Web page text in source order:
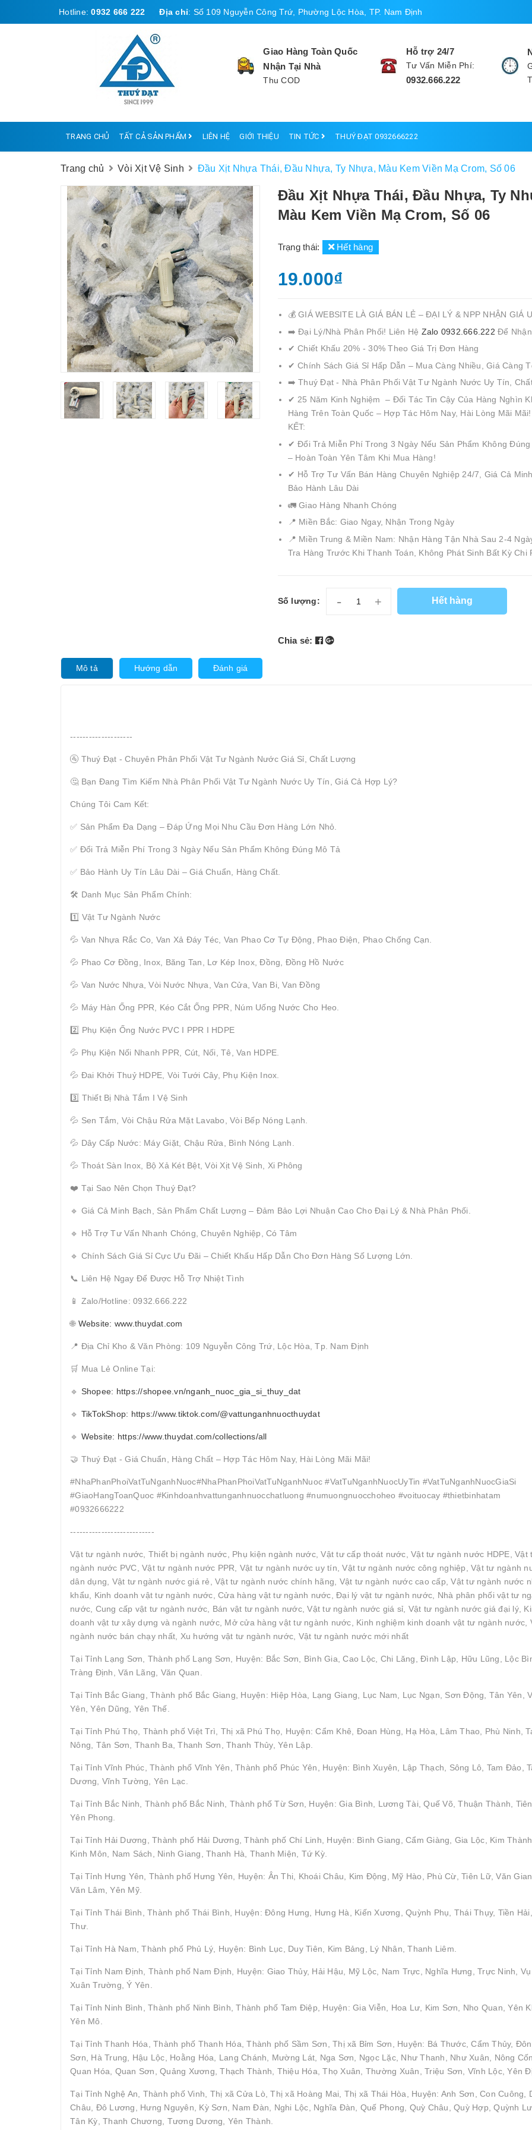
Hotline:0932 666 222 Địa chỉ: Số 109 Nguyễn Công Trứ, Phường Lộc Hòa, TP. Nam Định
Giao Hàng Toàn Quốc
Nhận Tại Nhà
Thu COD
Hỗ trợ 24/7
Tư Vấn Miễn Phí:
0932.666.222
TRANG CHỦ TẤT CẢ SẢN PHẨM LIÊN HỆ GIỚI THIỆU TIN TỨC THUÝ ĐẠT 0932666222
Trang chủ Vòi Xịt Vệ Sinh Đầu Xịt Nhựa Thái, Đầu Nhựa, Ty Nhựa, Màu Kem Viền Mạ Crom, Số 06
Đầu Xịt Nhựa Thái, Đầu Nhựa, Ty
Màu Kem Viền Mạ Crom, Số 06
Trạng thái: Hết hàng
19.000₫
💰 GIÁ WEBSITE LÀ GIÁ BÁN LẺ – ĐẠI LÝ & NPP NHẬN GIÁ
➡️ Đại Lý/Nhà Phân Phối! Liên Hệ Zalo 0932.666.222Để
✔ Chiết Khấu 20% - 30% Theo Giá Trị Đơn Hàng
✔ Chính Sách Giá Sỉ Hấp Dẫn – Mua Càng Nhiều, Giá Càng
➡️ Thuý Đạt - Nhà Phân Phối Vật Tư Ngành Nước Uy Tín,
✔ 25 Năm Kinh Nghiệm – Đối Tác Tin Cậy Của Hàng Nghìn
Hàng Trên Toàn Quốc – Hợp Tác Hôm Nay, Hài Lòng Mãi Mãi!
KẾT:
✔ Đổi Trả Miễn Phí Trong 3 Ngày Nếu Sản Phẩm Không Đúng
– Hoàn Toàn Yên Tâm Khi Mua Hàng!
✔ Hỗ Trợ Tư Vấn Bán Hàng Chuyên Nghiệp 24/7, Giá Cả Minh
Bảo Hành Lâu Dài
🚛 Giao Hàng Nhanh Chóng
📍 Miền Bắc: Giao Ngay, Nhận Trong Ngày
📍 Miền Trung & Miền Nam: Nhận Hàng Tận Nhà Sau 2-4
Tra Hàng Trước Khi Thanh Toán, Không Phát Sinh Bất Kỳ Chi
Số lượng: - + Hết hàng
Chia sẻ:
Mô tả Hướng dẫn Đánh giá
--------------------
🚰 Thuý Đạt - Chuyên Phân Phối Vật Tư Ngành Nước Giá Sỉ, Chất Lượng
🤔 Bạn Đang Tìm Kiếm Nhà Phân Phối Vật Tư Ngành Nước Uy Tín, Giá Cả Hợp Lý?
Chúng Tôi Cam Kết:
✅ Sản Phẩm Đa Dạng – Đáp Ứng Mọi Nhu Cầu Đơn Hàng Lớn Nhỏ.
✅ Đổi Trả Miễn Phí Trong 3 Ngày Nếu Sản Phẩm Không Đúng Mô Tả
✅ Bảo Hành Uy Tín Lâu Dài – Giá Chuẩn, Hàng Chất.
🛠 Danh Mục Sản Phẩm Chính:
1️⃣ Vật Tư Ngành Nước
💦 Van Nhựa Rắc Co, Van Xả Đáy Téc, Van Phao Cơ Tự Động, Phao Điện, Phao Chống Cạn.
💦 Phao Cơ Đồng, Inox, Băng Tan, Lơ Kép Inox, Đồng, Đồng Hồ Nước
💦 Van Nước Nhựa, Vòi Nước Nhựa, Van Cửa, Van Bi, Van Đồng
💦 Máy Hàn Ống PPR, Kéo Cắt Ống PPR, Núm Uống Nước Cho Heo.
2️⃣ Phụ Kiện Ống Nước PVC I PPR I HDPE
💦 Phụ Kiện Nối Nhanh PPR, Cút, Nối, Tê, Van HDPE.
💦 Đai Khởi Thuỷ HDPE, Vòi Tưới Cây, Phụ Kiện Inox.
3️⃣ Thiết Bị Nhà Tắm I Vệ Sinh
💦 Sen Tắm, Vòi Chậu Rửa Mặt Lavabo, Vòi Bếp Nóng Lạnh.
💦 Dây Cấp Nước: Máy Giặt, Chậu Rửa, Bình Nóng Lạnh.
💦 Thoát Sàn Inox, Bộ Xả Két Bệt, Vòi Xịt Vệ Sinh, Xi Phông
❤️ Tại Sao Nên Chọn Thuý Đạt?
🔹 Giá Cả Minh Bạch, Sản Phẩm Chất Lượng – Đảm Bảo Lợi Nhuận Cao Cho Đại Lý & Nhà Phân Phối.
🔹 Hỗ Trợ Tư Vấn Nhanh Chóng, Chuyên Nghiệp, Có Tâm
🔹 Chính Sách Giá Sỉ Cực Ưu Đãi – Chiết Khấu Hấp Dẫn Cho Đơn Hàng Số Lượng Lớn.
📞 Liên Hệ Ngay Để Được Hỗ Trợ Nhiệt Tình
📱 Zalo/Hotline: 0932.666.222
🌐 Website: www.thuydat.com
📍 Địa Chỉ Kho & Văn Phòng: 109 Nguyễn Công Trứ, Lộc Hòa, Tp. Nam Định
🛒 Mua Lẻ Online Tại:
🔹 Shopee: https://shopee.vn/nganh_nuoc_gia_si_thuy_dat
🔹 TikTokShop: https://www.tiktok.com/@vattunganhnuocthuydat
🔹 Website: https://www.thuydat.com/collections/all
🤝 Thuý Đạt - Giá Chuẩn, Hàng Chất – Hợp Tác Hôm Nay, Hài Lòng Mãi Mãi!
#NhaPhanPhoiVatTuNganhNuoc#NhaPhanPhoiVatTuNganhNuoc #VatTuNganhNuocUyTin #VatTuNganhNuocGiaSi
#GiaoHangToanQuoc #Kinhdoanhvattunganhnuocchatluong #numuongnuocchoheo #voituocay #thietbinhatam
#0932666222
---------------------------
Vật tư ngành nước, Thiết bị ngành nước, Phụ kiện ngành nước, Vật tư cấp thoát nước, Vật tư ngành nước HDPE, Vật
ngành nước PVC, Vật tư ngành nước PPR, Vật tư ngành nước uy tín, Vật tư ngành nước công nghiệp, Vật tư ngành
dân dụng, Vật tư ngành nước giá rẻ, Vật tư ngành nước chính hãng, Vật tư ngành nước cao cấp, Vật tư ngành nước
khẩu, Kinh doanh vật tư ngành nước, Cửa hàng vật tư ngành nước, Đại lý vật tư ngành nước, Nhà phân phối vật tư
nước, Cung cấp vật tư ngành nước, Bán vật tư ngành nước, Vật tư ngành nước giá sỉ, Vật tư ngành nước giá đại lý,
doanh vật tư xây dựng và ngành nước, Mở cửa hàng vật tư ngành nước, Kinh nghiệm kinh doanh vật tư ngành nước,
ngành nước bán chạy nhất, Xu hướng vật tư ngành nước, Vật tư ngành nước mới nhất
Tại Tỉnh Lạng Sơn, Thành phố Lạng Sơn, Huyện: Bắc Sơn, Bình Gia, Cao Lộc, Chi Lăng, Đình Lập, Hữu Lũng, Lộc
Tràng Định, Văn Lãng, Văn Quan.
Tại Tỉnh Bắc Giang, Thành phố Bắc Giang, Huyện: Hiệp Hòa, Lạng Giang, Lục Nam, Lục Ngạn, Sơn Động, Tân Yên,
Yên, Yên Dũng, Yên Thế.
Tại Tỉnh Phú Thọ, Thành phố Việt Trì, Thị xã Phú Thọ, Huyện: Cẩm Khê, Đoan Hùng, Hạ Hòa, Lâm Thao, Phù Ninh,
Nông, Tân Sơn, Thanh Ba, Thanh Sơn, Thanh Thủy, Yên Lập.
Tại Tỉnh Vĩnh Phúc, Thành phố Vĩnh Yên, Thành phố Phúc Yên, Huyện: Bình Xuyên, Lập Thạch, Sông Lô, Tam Đảo,
Dương, Vĩnh Tường, Yên Lạc.
Tại Tỉnh Bắc Ninh, Thành phố Bắc Ninh, Thành phố Từ Sơn, Huyện: Gia Bình, Lương Tài, Quế Võ, Thuận Thành, Tiên
Yên Phong.
Tại Tỉnh Hải Dương, Thành phố Hải Dương, Thành phố Chí Linh, Huyện: Bình Giang, Cẩm Giàng, Gia Lộc, Kim Thành,
Kinh Môn, Nam Sách, Ninh Giang, Thanh Hà, Thanh Miện, Tứ Kỳ.
Tại Tỉnh Hưng Yên, Thành phố Hưng Yên, Huyện: Ân Thi, Khoái Châu, Kim Động, Mỹ Hào, Phù Cừ, Tiên Lữ, Văn
Văn Lâm, Yên Mỹ.
Tại Tỉnh Thái Bình, Thành phố Thái Bình, Huyện: Đông Hưng, Hưng Hà, Kiến Xương, Quỳnh Phụ, Thái Thụy, Tiền
Thư.
Tại Tỉnh Hà Nam, Thành phố Phủ Lý, Huyện: Bình Lục, Duy Tiên, Kim Bảng, Lý Nhân, Thanh Liêm.
Tại Tỉnh Nam Định, Thành phố Nam Định, Huyện: Giao Thủy, Hải Hậu, Mỹ Lộc, Nam Trực, Nghĩa Hưng, Trực Ninh, Vụ
Xuân Trường, Ý Yên.
Tại Tỉnh Ninh Bình, Thành phố Ninh Bình, Thành phố Tam Điệp, Huyện: Gia Viễn, Hoa Lư, Kim Sơn, Nho Quan, Yên
Yên Mô.
Tại Tỉnh Thanh Hóa, Thành phố Thanh Hóa, Thành phố Sầm Sơn, Thị xã Bỉm Sơn, Huyện: Bá Thước, Cẩm Thủy,
Sơn, Hà Trung, Hậu Lộc, Hoằng Hóa, Lang Chánh, Mường Lát, Nga Sơn, Ngọc Lặc, Như Thanh, Như Xuân, Nông
Quan Hóa, Quan Sơn, Quảng Xương, Thạch Thành, Thiệu Hóa, Thọ Xuân, Thường Xuân, Triệu Sơn, Vĩnh Lộc, Yên
Tại Tỉnh Nghệ An, Thành phố Vinh, Thị xã Cửa Lò, Thị xã Hoàng Mai, Thị xã Thái Hòa, Huyện: Anh Sơn, Con Cuông,
Châu, Đô Lương, Hưng Nguyên, Kỳ Sơn, Nam Đàn, Nghi Lộc, Nghĩa Đàn, Quế Phong, Quỳ Châu, Quỳ Hợp, Quỳnh
Tân Kỳ, Thanh Chương, Tương Dương, Yên Thành.